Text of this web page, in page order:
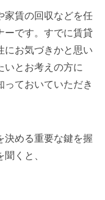
家賃の回収などを任
ーです。すでに賃貸
にお気づきかと思い
いとお考えの方に
っておいていただき
決める重要な鍵を握
くと、